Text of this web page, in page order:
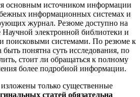
основным источником информации
информационных системах и
журнал. Резюме доступно на
Научной электронной библиотеки и
поисковыми системами. По резюме к
быть понятна суть исследования, по
стоит ли обращаться к полному
более подробной информации.
только существенные
статей обязательна